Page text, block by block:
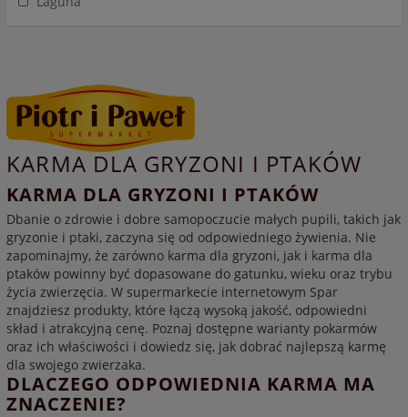
KARMA DLA GRYZONI I PTAKÓW
KARMA DLA GRYZONI I PTAKÓW
Dbanie o zdrowie i dobre samopoczucie małych pupili, takich jak
gryzonie i ptaki, zaczyna się od odpowiedniego żywienia. Nie
zapominajmy, że zarówno karma dla gryzoni, jak i karma dla
ptaków powinny być dopasowane do gatunku, wieku oraz trybu
życia zwierzęcia. W supermarkecie internetowym Spar
znajdziesz produkty, które łączą wysoką jakość, odpowiedni
skład i atrakcyjną cenę. Poznaj dostępne warianty pokarmów
oraz ich właściwości i dowiedz się, jak dobrać najlepszą karmę
dla swojego zwierzaka.
DLACZEGO ODPOWIEDNIA KARMA MA
ZNACZENIE?